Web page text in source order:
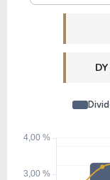
N1IS34